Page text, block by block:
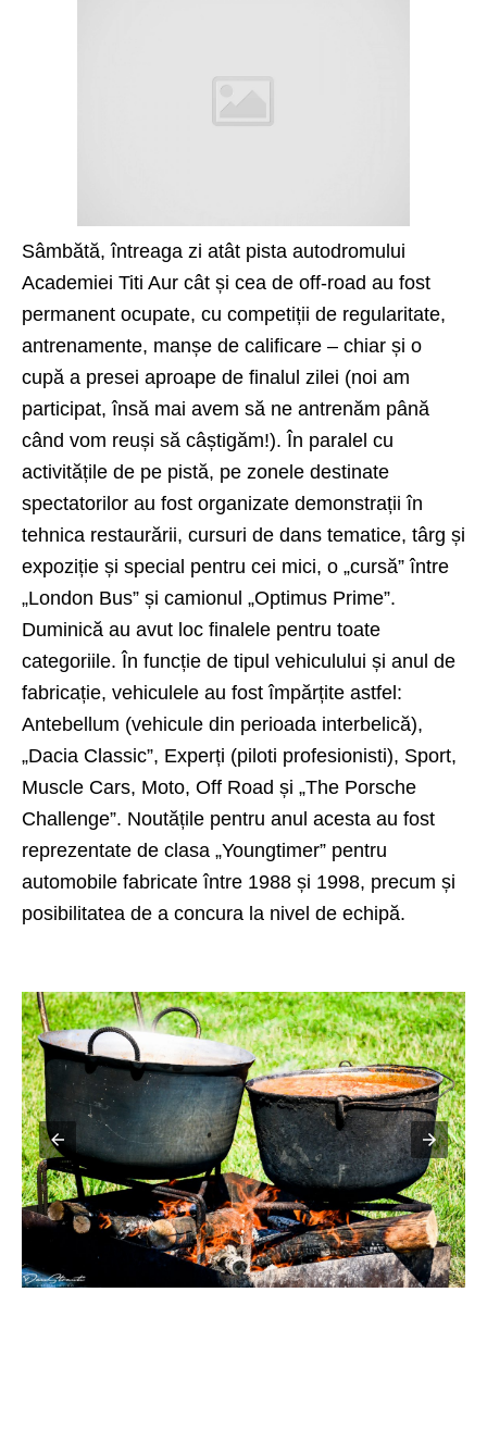
Sâmbătă, întreaga zi atât pista autodromului
Academiei Titi Aur cât și cea de off-road au fost
permanent ocupate, cu competiții de regularitate,
antrenamente, manșe de calificare – chiar și o
cupă a presei aproape de finalul zilei (noi am
participat, însă mai avem să ne antrenăm până
când vom reuși să câștigăm!). În paralel cu
activitățile de pe pistă, pe zonele destinate
spectatorilor au fost organizate demonstrații în
tehnica restaurării, cursuri de dans tematice, târg și
expoziție și special pentru cei mici, o „cursă” între
„London Bus” și camionul „Optimus Prime”.
Duminică au avut loc finalele pentru toate
categoriile. În funcție de tipul vehiculului și anul de
fabricație, vehiculele au fost împărțite astfel:
Antebellum (vehicule din perioada interbelică),
„Dacia Classic”, Experți (piloti profesionisti), Sport,
Muscle Cars, Moto, Off Road și „The Porsche
Challenge”. Noutățile pentru anul acesta au fost
reprezentate de clasa „Youngtimer” pentru
automobile fabricate între 1988 și 1998, precum și
posibilitatea de a concura la nivel de echipă.